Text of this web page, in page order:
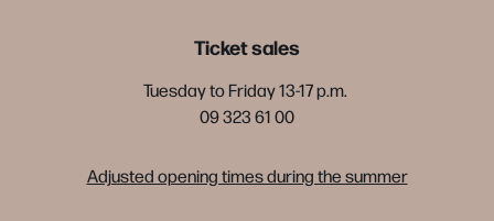
Ticket sales
Tuesday to Friday 13-17 p.m.
09 323 61 00
Adjusted opening times during the summer